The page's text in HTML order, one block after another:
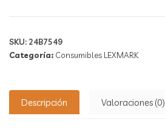
SKU: 24B7549
Categoría: Consumibles LEXMARK
Descripción Valoraciones (0)